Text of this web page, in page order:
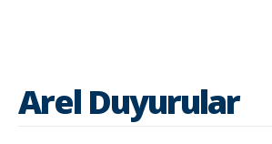
Arel Duyurular